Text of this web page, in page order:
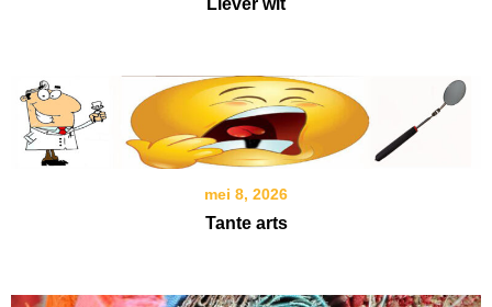
mei 8, 2026
Tante arts